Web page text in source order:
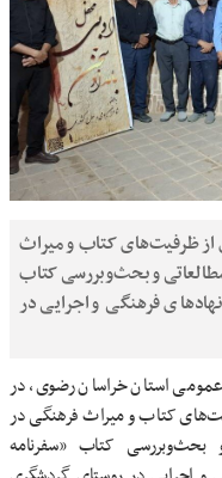
از ظرفیت‌های کتاب و میراث
و بحث‌وبررسی کتاب
فرهنگی و اجرایی در
استان خراسان رضوی، در
کتاب و میراث فرهنگی در
کتاب «سفرنامه